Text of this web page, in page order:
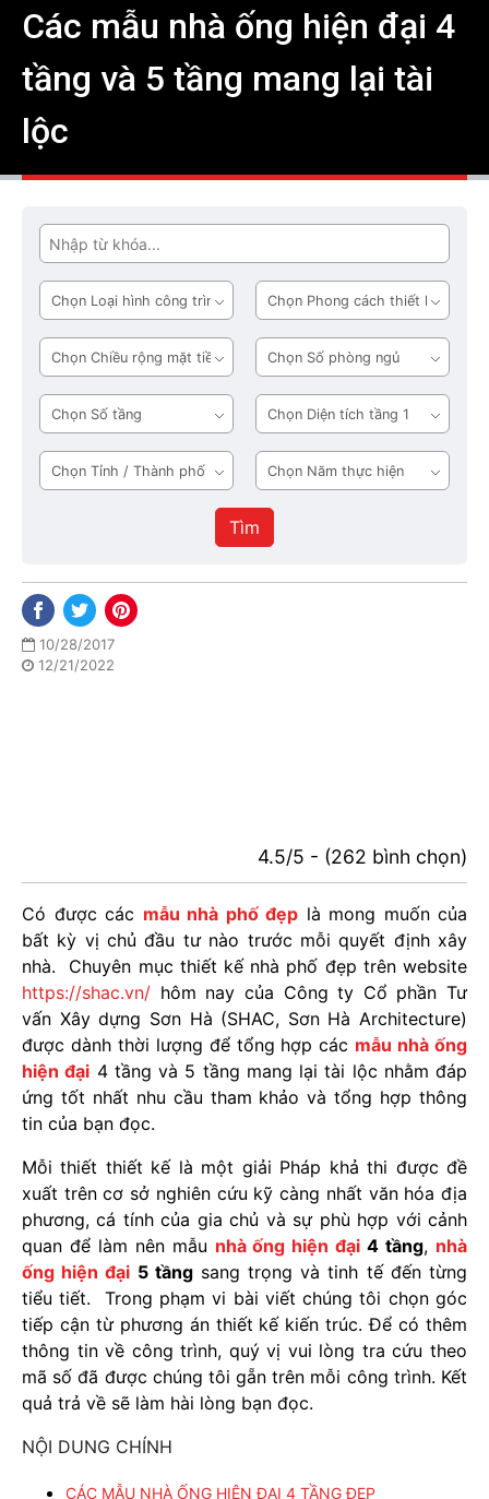
Các mẫu nhà ống hiện đại 4
tầng và 5 tầng mang lại tài
lộc
Tìm
Loại
hình
công
trình
Phong
cách
thiết
kế
Chiều
rộng
mặt
tiền
Số
phòng
ngủ
Số
tầng
Diện
tích
tầng
1
Tỉnh
/
Năm
thực
hiện
Tìm
10/28/2017
12/21/2022
4.5/5 - (262 bình chọn)
Có được các mẫu nhà phố đẹp là mong muốn của
bất kỳ vị chủ đầu tư nào trước mỗi quyết định xây
nhà. Chuyên mục thiết kế nhà phố đẹp trên website
https://shac.vn/ hôm nay của Công ty Cổ phần Tư
vấn Xây dựng Sơn Hà (SHAC, Sơn Hà Architecture)
được dành thời lượng để tổng hợp các mẫu nhà ống
hiện đại 4 tầng và 5 tầng mang lại tài lộc nhằm đáp
ứng tốt nhất nhu cầu tham khảo và tổng hợp thông
tin của bạn đọc.
Mỗi thiết thiết kế là một giải Pháp khả thi được đề
xuất trên cơ sở nghiên cứu kỹ càng nhất văn hóa địa
phương, cá tính của gia chủ và sự phù hợp với cảnh
quan để làm nên mẫu nhà ống hiện đại 4 tầng, nhà
ống hiện đại 5 tầngsang trọng và tinh tế đến từng
tiểu tiết. Trong phạm vi bài viết chúng tôi chọn góc
tiếp cận từ phương án thiết kế kiến trúc. Để có thêm
thông tin về công trình, quý vị vui lòng tra cứu theo
mã số đã được chúng tôi gẵn trên mỗi công trình. Kết
quả trả về sẽ làm hài lòng bạn đọc.
NỘI DUNG CHÍNH
CÁC MẪU NHÀ ỐNG HIỆN ĐẠI 4 TẦNG ĐẸP